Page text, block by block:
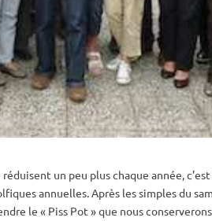
un peu plus chaque année,
annuelles. Après les simples du
le « Piss Pot » que nous